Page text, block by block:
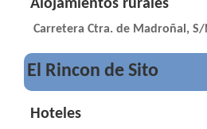
Alojamientos rurales
Carretera Ctra. de Madroñal, S/
El Rincon de Sito
Hoteles